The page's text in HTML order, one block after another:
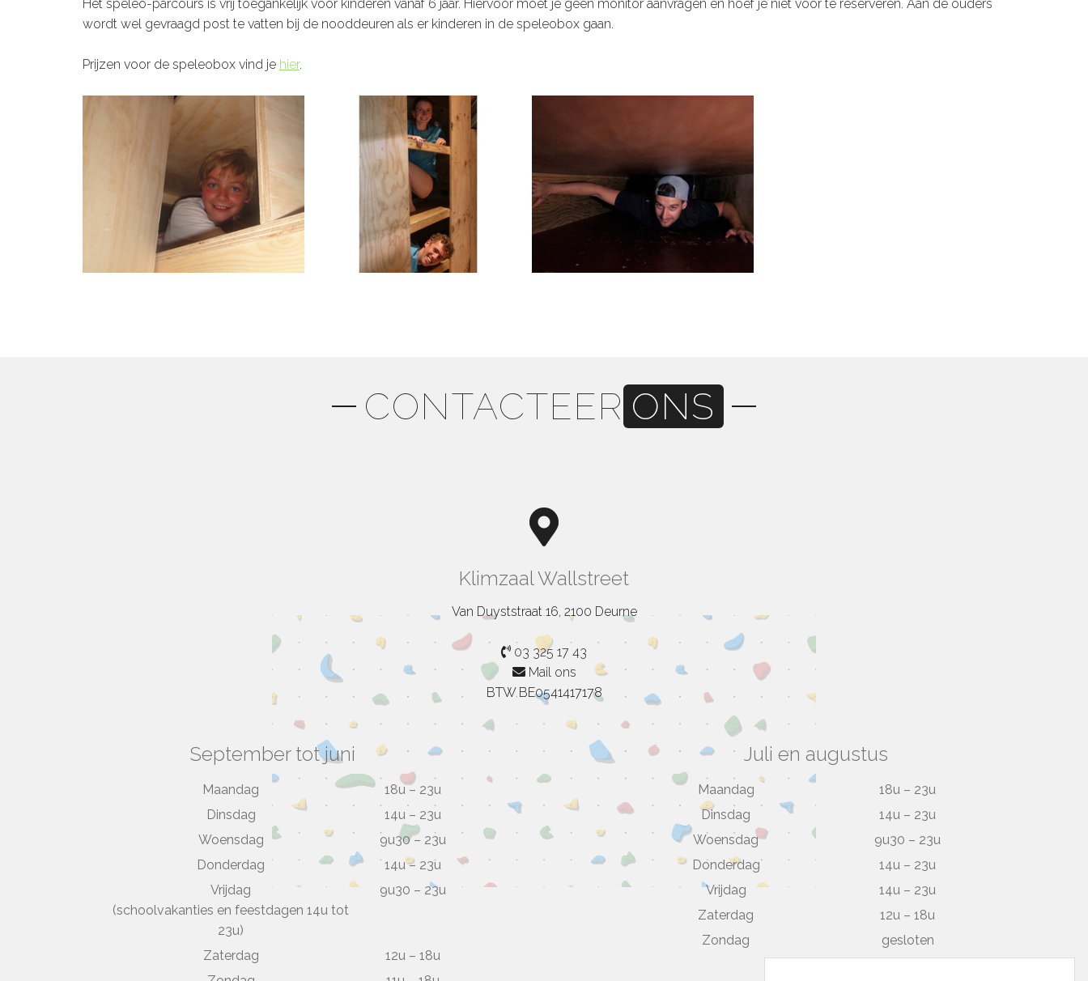
Het speleo-parcours is vrij toegankelijk voor kinderen vanaf 6 jaar. Hiervoor moet je geen monitor aanvragen en hoef je niet voor te reserveren. Aan de ouders
wordt wel gevraagd post te vatten bij de nooddeuren als er kinderen in de speleobox gaan.
Prijzen voor de speleobox vind je hier.
CONTACTEER ONS
Klimzaal Wallstreet
Van Duyststraat 16, 2100 Deurne
03 325 17 43
Mail ons
BTW BE0541417178
September tot juni
Maandag
18u – 23u
Dinsdag
14u – 23u
Woensdag
9u30 – 23u
Donderdag
14u – 23u
Vrijdag
(schoolvakanties en feestdagen 14u tot
23u)
9u30 – 23u
Zaterdag
12u – 18u
Juli en augustus
Maandag
18u – 23u
Dinsdag
14u – 23u
Woensdag
9u30 – 23u
Donderdag
14u – 23u
Vrijdag
14u – 23u
Zaterdag
12u – 18u
Zondag
gesloten